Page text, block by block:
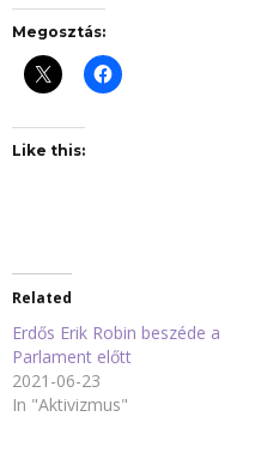
Megosztás:
Like this:
Related
Erdős Erik Robin beszéde a
Parlament előtt
2021-06-23
In "Aktivizmus"